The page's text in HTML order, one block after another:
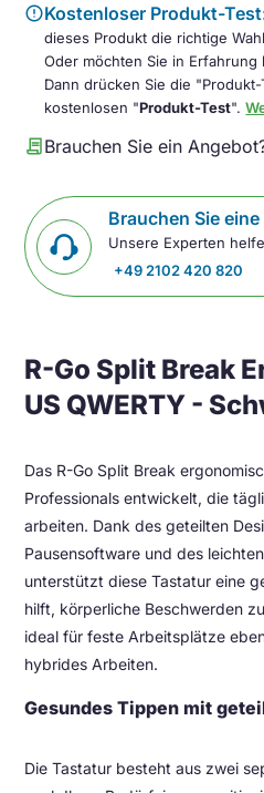
errorKostenloser Produkt-
dieses Produkt die richtige
Oder möchten Sie in
Dann drücken Sie die
kostenlosen "Produkt-Test".
contractBrauchen Sie ein
Brauchen Sie
Unsere Experten
+49 2102 420 820
R-Go Split Break
US QWERTY -
Das R-Go Split Break
Professionals entwickelt, die
arbeiten. Dank des geteilten
Pausensoftware und des
unterstützt diese Tastatur eine
hilft, körperliche Beschwerden
ideal für feste Arbeitsplätze
hybrides Arbeiten.
Gesundes Tippen mit
Die Tastatur besteht aus zwei